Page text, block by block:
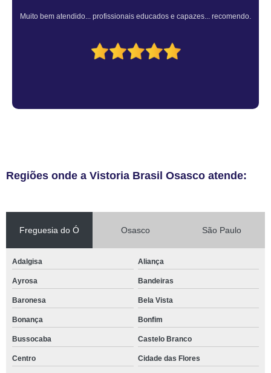
Atendimento Rápido e Eficiente pelo consultor.
Regiões onde a Vistoria Brasil Osasco atende:
Freguesia do Ó Osasco São Paulo
Adalgisa Aliança
Ayrosa Bandeiras
Baronesa Bela Vista
Bonança Bonfim
Bussocaba Castelo Branco
Centro Cidade das Flores